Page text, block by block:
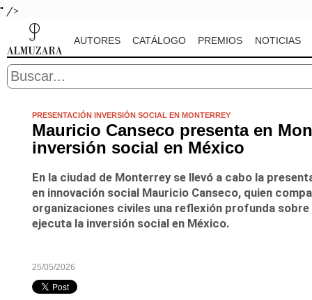
" />
AUTORES CATÁLOGO PREMIOS NOTICIAS
PRESENTACIÓN INVERSIÓN SOCIAL EN MONTERREY
Mauricio Canseco presenta en
inversión social en México
En la ciudad de Monterrey se llevó a cabo la
en innovación social Mauricio Canseco, quien
organizaciones civiles una reflexión profunda
ejecuta la inversión social en México.
25/05/2026